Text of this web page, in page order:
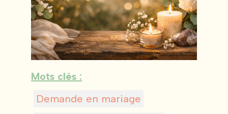
Mots clés :
Demande en mariage